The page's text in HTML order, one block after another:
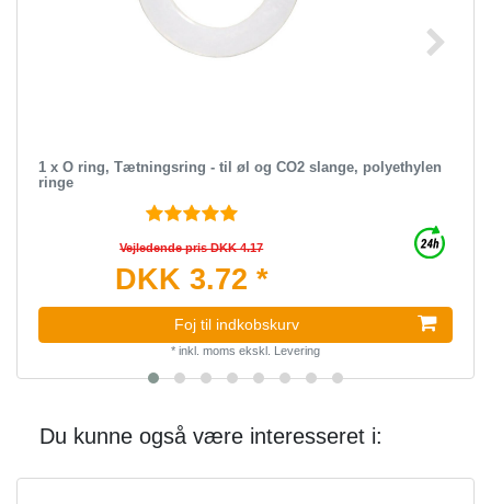
1 x O ring, Tætningsring - til øl og CO2 slange, polyethylen
ringe
Vejledende pris DKK 4.17
DKK 3.72 *
Foj til indkobskurv
* inkl. moms ekskl. Levering
Du kunne også være interesseret i: